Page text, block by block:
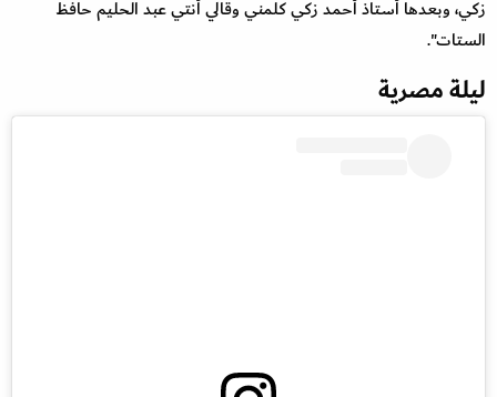
زكي، وبعدها أستاذ أحمد زكي كلمني وقالي أنتي عبد الحليم حافظ
الستات".
ليلة مصرية